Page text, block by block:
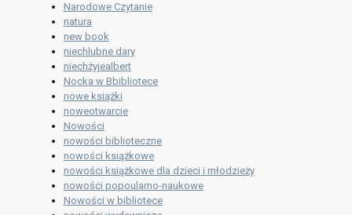
Narodowe Czytanie
natura
new book
niechlubne dary
niechżyjealbert
Nocka w Bbibliotece
nowe książki
noweotwarcie
Nowości
nowości biblioteczne
nowości książkowe
nowości książkowe dla dzieci i młodzieży
nowości popoularno-naukowe
Nowości w bibliotece